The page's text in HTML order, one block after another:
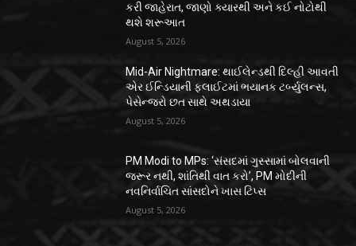
કરી જાહેરાત, જાણો ક્યારથી અને કઈ નોટોથી
થશે શરૂઆત
August 5, 2026
Mid-Air Nightmare: થાઈલેન્ડથી દિલ્હી આવતી
એર ઈન્ડિયાની ફ્લાઈટમાં ભયાનક ટર્બ્યુલન્સ,
પેસેન્જરો છત સાથે અથડાયા
August 5, 2026
PM Modi to MPs: ‘સંસદમાં ગુસ્સામાં બોલવાની
જરૂર નથી, શાંતિથી વાત કરો’, PM મોદીની
નવનિર્વાચિત સાંસદોને ખાસ ટિપ્સ
August 5, 2026